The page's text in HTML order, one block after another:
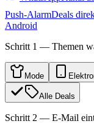
Push-AlarmDeals
Android
Schritt 1 — Themen
Mode
Alle Deals
Schritt 2 — E-Mail